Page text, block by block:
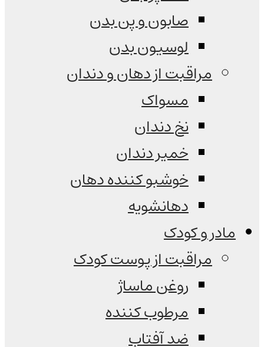
صابون و پن بدن
لوسیون بدن
مراقبت از دهان و دندان
مسواک
نخ دندان
خمیر دندان
خوشبو کننده دهان
دهانشویه
مادر و کودک
مراقبت از پوست کودک
روغن ماساژ
مرطوب کننده
ضد آفتاب